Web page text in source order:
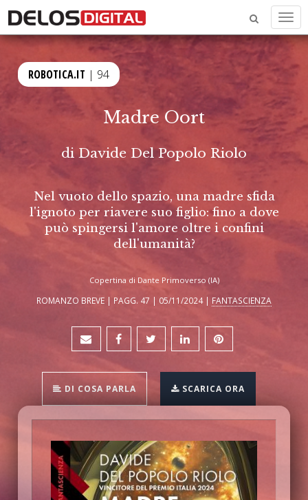
ROBOTICA.IT | 94
Madre Oort
diDavide Del Popolo Riolo
Nel vuoto dello spazio, una madre sfida
l'ignoto per riavere suo figlio: fino a dove
può spingersi l'amore oltre i confini
dell'umanità?
Copertina di Dante Primoverso (IA)
ROMANZO BREVE | PAGG. 47 | 05/11/2024 | FANTASCIENZA
DI COSA PARLA SCARICA ORA